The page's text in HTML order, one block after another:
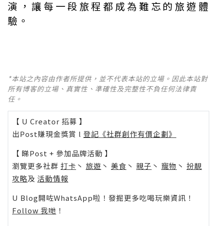
演，讓每一段旅程都成為難忘的旅遊體
驗。
*本站之內容由作者所提供，並不代表本站的立場。因此本站對
所有博客的立場、真實性、準確性及完整性不負任何法律責
任。
【 U Creator 招募 】
出Post賺現金獎賞 l 登記《社群創作有價企劃》
【 睇Post + 參加品牌活動 】
瀏覽更多社群 打卡 丶 旅遊 丶 美食 丶 親子 丶 寵物 丶 扮靚
攻略及 活動情報
U Blog開咗WhatsApp啦！發掘更多吃喝玩樂資訊！
Follow 我哋 ！